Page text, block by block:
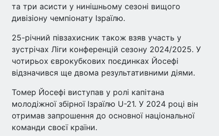
та три асисти у нинішньому сезоні вищого
дивізіону чемпіонату Ізраїлю.
25-річний півзахисник також взяв участь у
зустрічах Ліги конференцій сезону 2024/2025. У
чотирьох єврокубкових поєдинках Йосефі
відзначився ще двома результативними діями.
Томер Йосефі виступав у ролі капітана
молодіжної збірної Ізраїлю U-21. У 2024 році він
отримав запрошення до основної національної
команди своєї країни.